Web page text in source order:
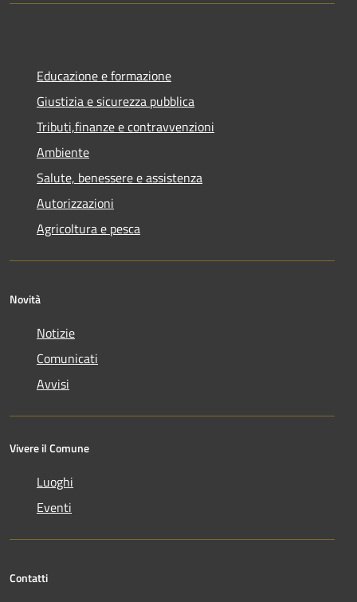
Educazione e formazione
Giustizia e sicurezza pubblica
Tributi,finanze e contravvenzioni
Ambiente
Salute, benessere e assistenza
Autorizzazioni
Agricoltura e pesca
Novità
Notizie
Comunicati
Avvisi
Vivere il Comune
Luoghi
Eventi
Contatti